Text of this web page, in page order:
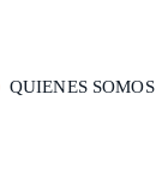
QUIENES SOMOS